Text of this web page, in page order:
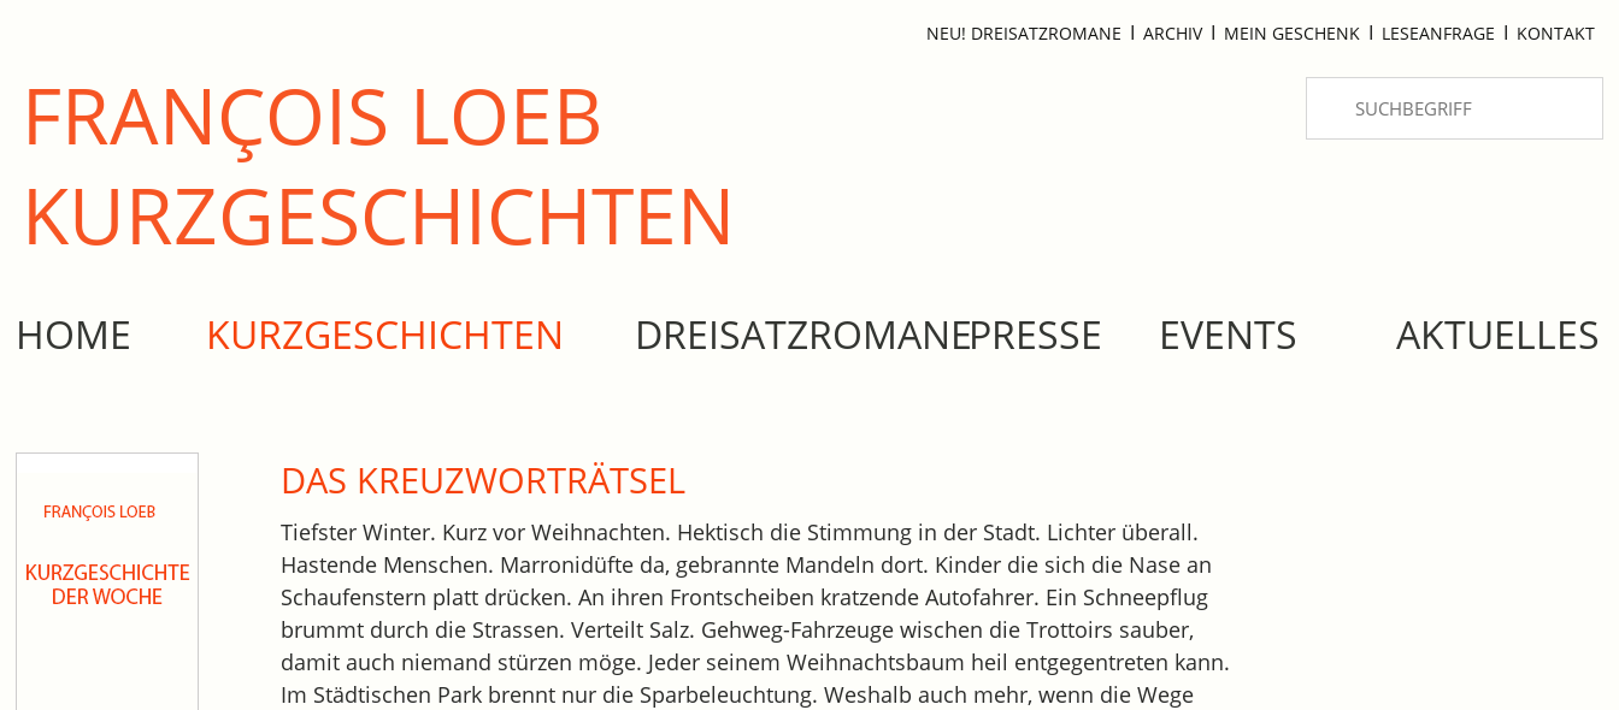
NEU! DREISATZROMANE I ARCHIV I MEIN GESCHENK I LESEANFRAGE I KONTAKT
FRANÇOIS LOEB
KURZ­GESCHICHTEN
HOME KURZGESCHICHTEN DREISATZROMANEPRESSE EVENTS AKTUELLES
DAS KREUZWORTRÄTSEL
Tiefster Winter. Kurz vor Weihnachten. Hektisch die Stimmung in der Stadt. Lichter überall.
Hastende Menschen. Marronidüfte da, gebrannte Mandeln dort. Kinder die sich die Nase an
Schaufenstern platt drücken. An ihren Frontscheiben kratzende Autofahrer. Ein Schneepflug
brummt durch die Strassen. Verteilt Salz. Gehweg-Fahrzeuge wischen die Trottoirs sauber,
damit auch niemand stürzen möge. Jeder seinem Weihnachtsbaum heil entgegentreten kann.
Im Städtischen Park brennt nur die Sparbeleuchtung. Weshalb auch mehr, wenn die Wege